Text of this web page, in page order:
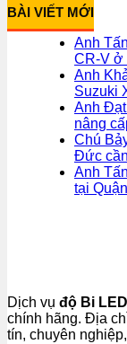
BÀI VIẾT MỚI
Anh
CR-V ở
Anh
Suzuki
Anh Đạt
nâng
Chú
Đức
Anh
tại
Dịch vụ độ Bi
chính hãng. Địa
tín, chuyên